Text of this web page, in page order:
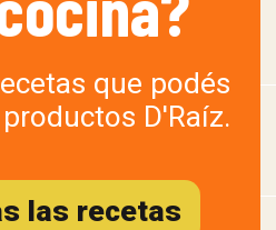
que podés
D'Raíz.
las recetas